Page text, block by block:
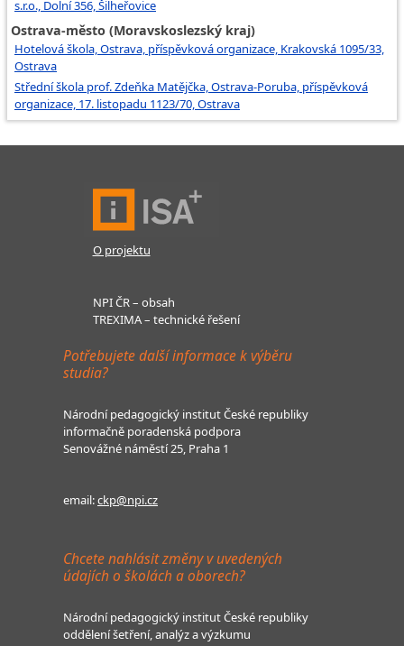
s.r.o., Dolní 356, Šilheřovice
Ostrava-město (Moravskoslezský kraj)
Hotelová škola, Ostrava, příspěvková organizace, Krakovská 1095/33,
Ostrava
Střední škola prof. Zdeňka Matějčka, Ostrava-Poruba, příspěvková
organizace, 17. listopadu 1123/70, Ostrava
O projektu
NPI ČR – obsah
TREXIMA – technické řešení
Potřebujete další informace k výběru
studia?
Národní pedagogický institut České republiky
informačně poradenská podpora
Senovážné náměstí 25, Praha 1
email:ckp@npi.cz
Chcete nahlásit změny v uvedených
údajích o školách a oborech?
Národní pedagogický institut České republiky
oddělení šetření, analýz a výzkumu